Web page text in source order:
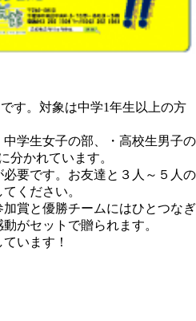
す。対象は中学1年生以上の方
学生女子の部、・高校生男子の
分かれています。
要です。お友達と３人～５人の
ください。
賞と優勝チームにはひとつなぎ
がセットで贈られます。
います！